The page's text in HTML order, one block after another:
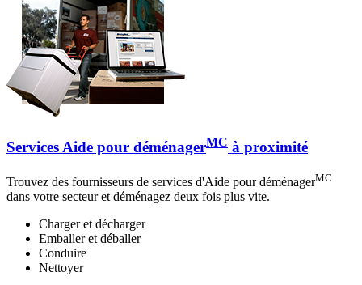
Services Aide pour déménagerMC à proximité
Trouvez des fournisseurs de services d'Aide pour déménagerMC
dans votre secteur et déménagez deux fois plus vite.
Charger et décharger
Emballer et déballer
Conduire
Nettoyer